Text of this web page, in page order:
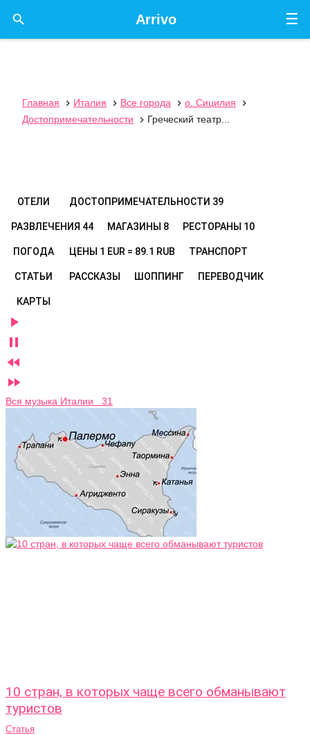
☰
Arrivo

Главная  Италия  Все города  о. Сицилия

Достопримечательности
 Греческий театр...
ОТЕЛИ ДОСТОПРИМЕЧАТЕЛЬНОСТИ 39
РАЗВЛЕЧЕНИЯ 44 МАГАЗИНЫ 8 РЕСТОРАНЫ 10
ПОГОДА ЦЕНЫ 1 EUR = 89.1 RUB ТРАНСПОРТ
СТАТЬИ РАССКАЗЫ ШОППИНГ ПЕРЕВОДЧИК
КАРТЫ




Вся музыка Италии 31
10 стран, в которых чаще всего обманывают
туристов
Статья